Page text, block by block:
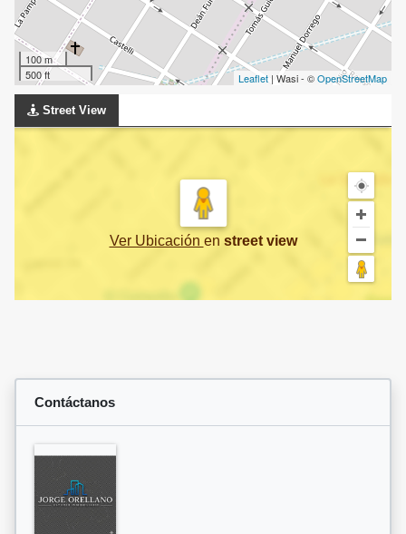
100 m
500 ft
Leaflet | Wasi - ©OpenStreetMap
Street View
Ver Ubicación en street view
Contáctanos